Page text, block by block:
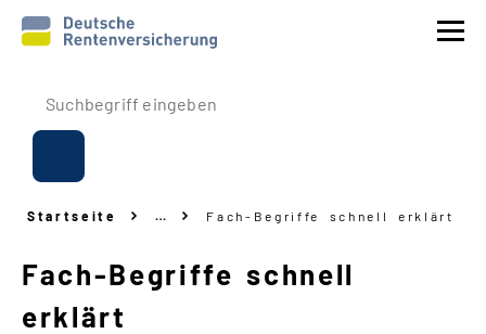
Prävention
Reha
Beitrags -
Startseite … Fach-Begriffe schnell erklärt
Fach-Begriffe schnell
erklärt